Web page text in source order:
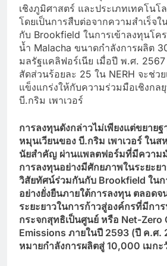
เชิงภูมิศาสตร์ และประเภทเทคโนโ
โดยเป็นการสืบต่อจากความสำเร็จ
กับ Brookfield ในการเข้าลงทุนโค
น้ำ Malacha ขนาดกำลังการผลิต
มลรัฐแคลิฟอร์เนีย เมื่อปี พ.ศ.
สัดส่วนร้อยละ 25 ใน NERH จะช่ว
แข็งแกร่งให้กับความร่วมมือเชิงกล
บี.กริม เพาเวอร์
การลงทุนดังกล่าวไม่เพียงแต่ขยาย
หมุนเวียนของ บี.กริม เพาเวอร์ ในส
นัยสำคัญ ผ่านแพลตฟอร์มที่มีความ
การลงทุนอย่างมีศักยภาพในระยะย
วิสัยทัศน์ร่วมกันกับ Brookfield ในก
อย่างยั่งยืนภายใต้การลงทุน ตลอด
ระยะยาวในการก้าวสู่องค์กรที่มีกา
กระจกสุทธิเป็นศูนย์ หรือ Net-Zero
Emissions ภายในปี 2593 (ปี ค.ศ.
หมายกำลังการผลิตสู่ 10,000 เมก